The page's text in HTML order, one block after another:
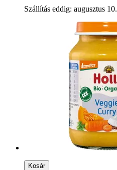
Szállítás eddig: augusztus 10.
Kosár